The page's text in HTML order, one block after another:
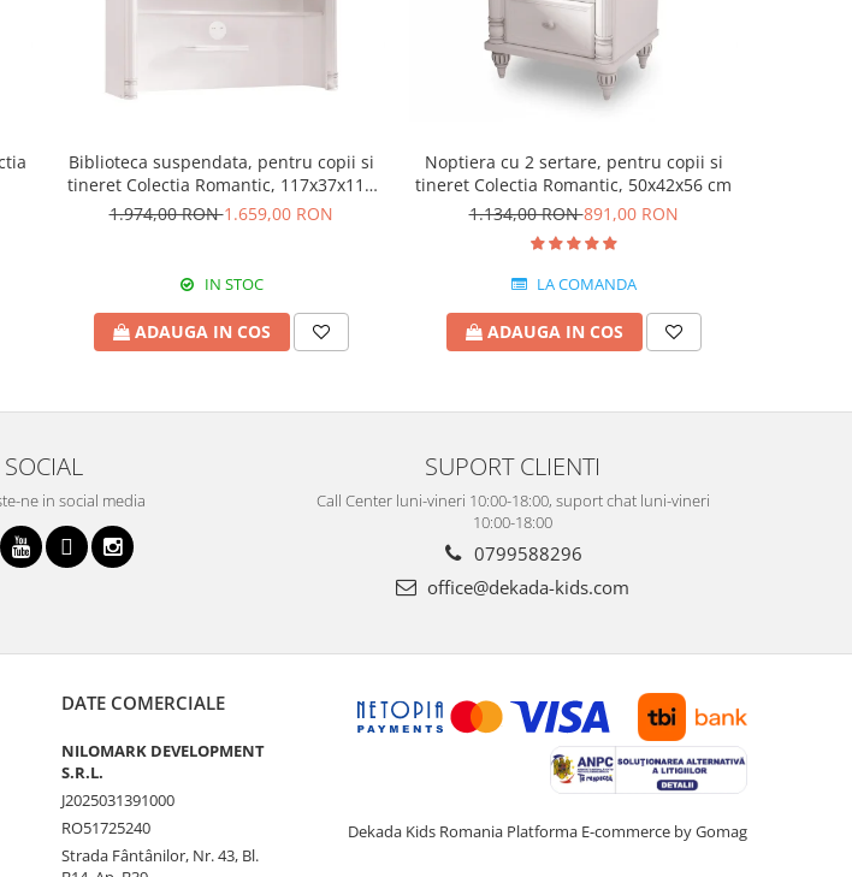
Biblioteca suspendata, pentru copii si
tineret Colectia Romantic, 117x37x119
cm
1.974,00 RON1.659,00 RON
IN STOC
ADAUGA IN COS
Noptiera cu 2 sertare, pentru copii si
tineret Colectia Romantic, 50x42x56 cm
1.134,00 RON891,00 RON
LA COMANDA
ADAUGA IN COS
SOCIAL
ne in social media
SUPORT CLIENTI
Call Center luni-vineri 10:00-18:00, suport chat luni-vineri
10:00-18:00
0799588296
office@dekada-kids.com
DATE COMERCIALE
NILOMARK DEVELOPMENT
S.R.L.
J2025031391000
RO51725240
Strada Fântânilor, Nr. 43, Bl.
Dekada Kids Romania Platforma E-commerce by Gomag